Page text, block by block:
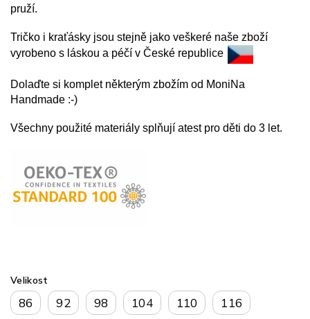
Velikost
86 92 98 104 110 116
pruží.
Tričko i kraťásky jsou stejně jako veškeré naše zboží
vyrobeno s láskou a péčí v České republice
Dolaďte si komplet některým zbožím od MoniNa
Handmade :-)
Všechny použité materiály splňují atest pro děti do 3 let.